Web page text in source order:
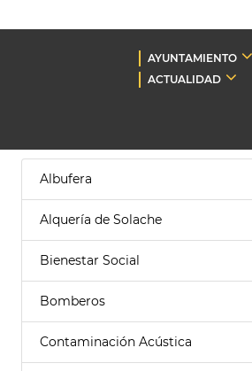
AYUNTAMIENTO
ACTUALIDAD
Albufera
Alquería de Solache
Bienestar Social
Bomberos
Contaminación Acústica